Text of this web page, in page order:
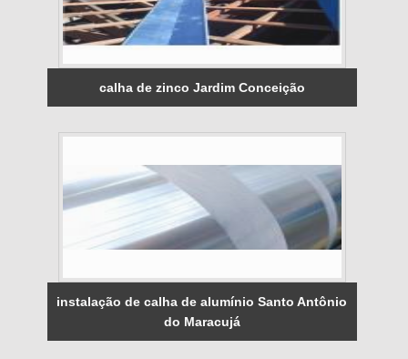
calha de zinco Jardim Conceição
instalação de calha de alumínio Santo Antônio
do Maracujá